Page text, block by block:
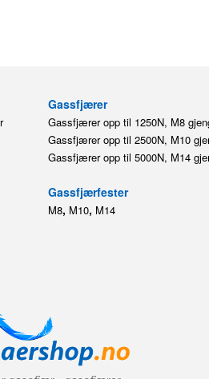
Gassfjærer
Gassfjærer opp til 1250N, M8
Gassfjærer opp til 2500N, M10
Gassfjærer opp til 5000N, M14
Gassfjærfester
M8, M10, M14